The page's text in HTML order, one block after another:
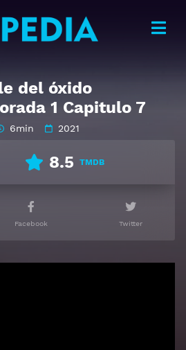
del óxido
1 Capitulo 7
6min 2021
8.5 TMDB
Facebook Twitter